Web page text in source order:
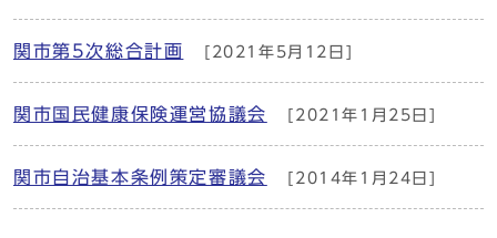
関市第5次総合計画 [2021年5月12日]
関市国民健康保険運営協議会 [2021年1月25日]
関市自治基本条例策定審議会 [2014年1月24日]